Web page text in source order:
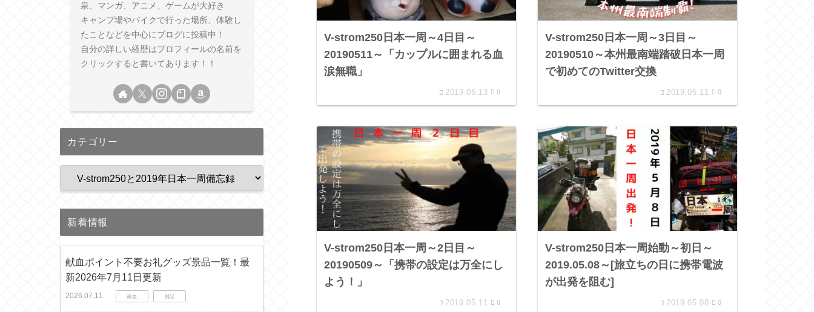
V-strom250日本一周～4日目～
20190511～「カップルに囲まれる血
涙無職」
2019.05.13 0
V-strom250日本一周～3日目～
20190510～本州最南端踏破日本一周
で初めてのTwitter交換
2019.05.11 0
V-strom250日本一周～2日目～
20190509～「携帯の設定は万全にし
よう！」
2019.05.11 0
V-strom250日本一周始動～初日～
2019.05.08～[旅立ちの日に携帯電波
が出発を阻む]
2019.05.08 0
泉、マンガ、アニメ、ゲームが大好き
キャンプ場やバイクで行った場所、体験し
たことなどを中心にブログに投稿中！
自分の詳しい経歴はプロフィールの名前を
クリックすると書いてあります！！
カテゴリー
新着情報
献血ポイント不要お礼グッズ景品一覧！最
新2026年7月11日更新
2026.07.11 献血 雑記